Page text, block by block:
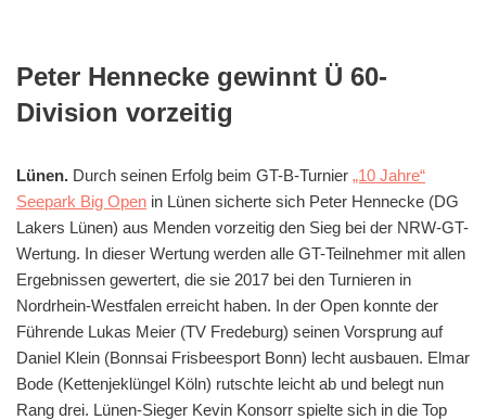
Peter Hennecke gewinnt Ü 60-
Division vorzeitig
Lünen. Durch seinen Erfolg beim GT-B-Turnier „10 Jahre“
Seepark Big Open in Lünen sicherte sich Peter Hennecke (DG
Lakers Lünen) aus Menden vorzeitig den Sieg bei der NRW-GT-
Wertung. In dieser Wertung werden alle GT-Teilnehmer mit allen
Ergebnissen gewertert, die sie 2017 bei den Turnieren in
Nordrhein-Westfalen erreicht haben. In der Open konnte der
Führende Lukas Meier (TV Fredeburg) seinen Vorsprung auf
Daniel Klein (Bonnsai Frisbeesport Bonn) lecht ausbauen. Elmar
Bode (Kettenjeklüngel Köln) rutschte leicht ab und belegt nun
Rang drei. Lünen-Sieger Kevin Konsorr spielte sich in die Top